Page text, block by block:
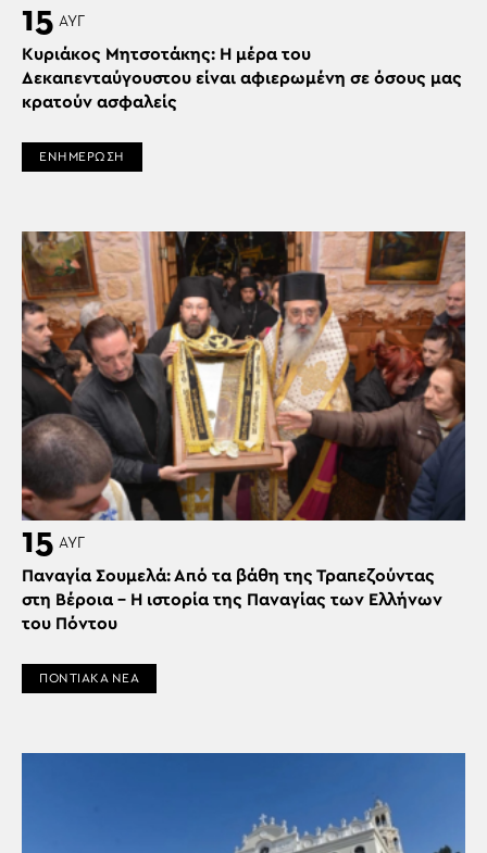
15 ΑΥΓ
Κυριάκος Μητσοτάκης: Η μέρα του
Δεκαπενταύγουστου είναι αφιερωμένη σε όσους μας
κρατούν ασφαλείς
ΕΝΗΜΕΡΩΣΗ
15 ΑΥΓ
Παναγία Σουμελά: Από τα βάθη της Τραπεζούντας
στη Βέροια – Η ιστορία της Παναγίας των Ελλήνων
του Πόντου
ΠΟΝΤΙΑΚΑ ΝΕΑ